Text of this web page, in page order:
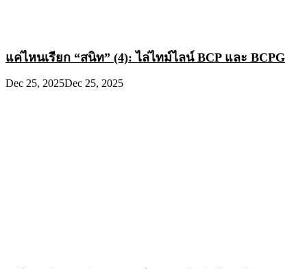
แค่ไหนเรียก “สนิท” (4): ไล่ไทม์ไลน์ BCP และ BCPG
Dec 25, 2025Dec 25, 2025